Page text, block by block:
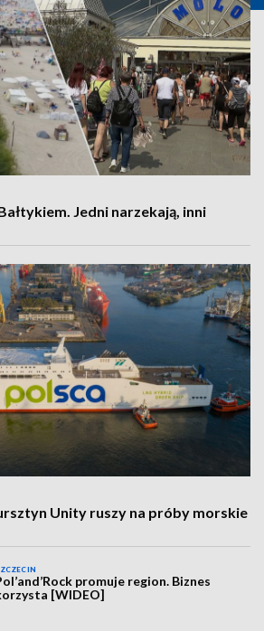
Jedni narzekają, inni
Unity ruszy na próby morskie
promuje region. Biznes
[WIDEO]